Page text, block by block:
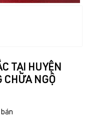
TẠI HUYỆN
CHỮA NGỘ